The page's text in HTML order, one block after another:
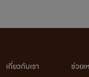
นิยายทุกเรื่องที่อยู่ในโปรเจ
เกี่ยวกับเรา
ช่วยเ